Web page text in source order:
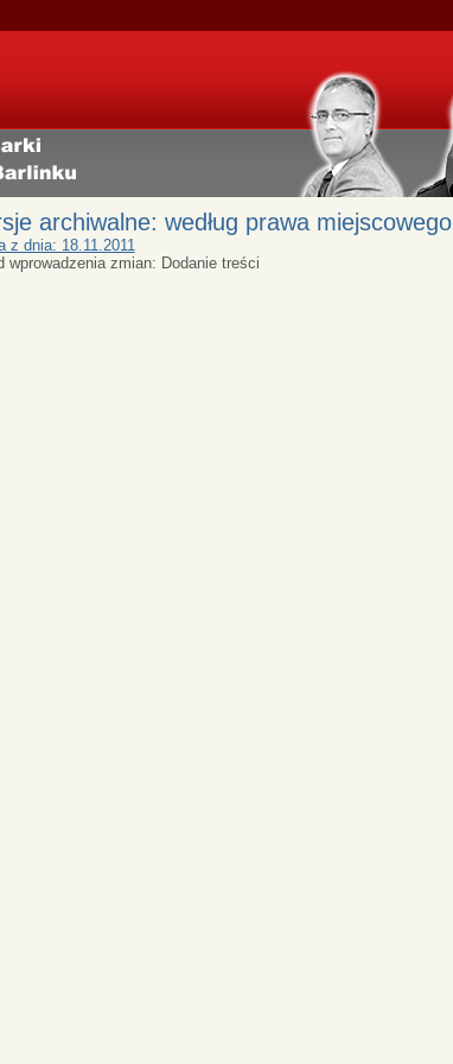
archiwalne: według prawa miejscowego
z dnia: 18.11.2011
wprowadzenia zmian: Dodanie treści